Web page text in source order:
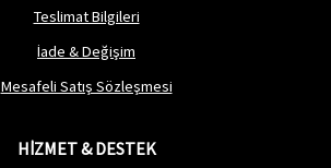
Teslimat Bilgileri
İade & Değişim
Mesafeli Satış Sözleşmesi
HİZMET & DESTEK